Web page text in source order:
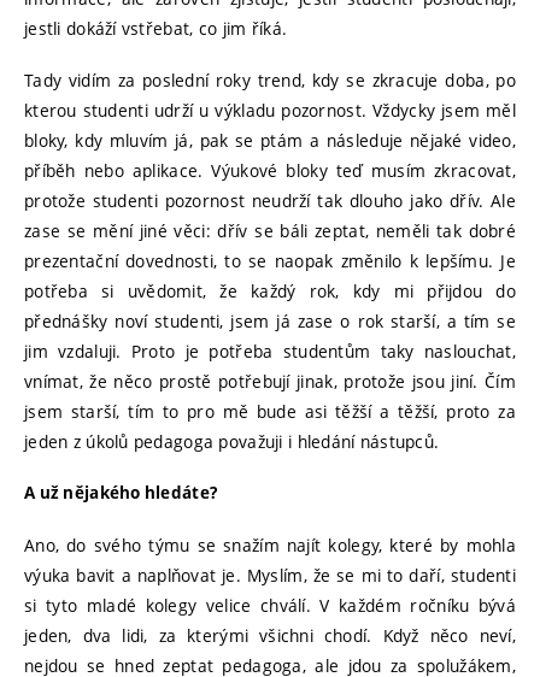
jestli dokáží vstřebat, co jim říká.
Tady vidím za poslední roky trend, kdy se zkracuje doba, po
kterou studenti udrží u výkladu pozornost. Vždycky jsem měl
bloky, kdy mluvím já, pak se ptám a následuje nějaké video,
příběh nebo aplikace. Výukové bloky teď musím zkracovat,
protože studenti pozornost neudrží tak dlouho jako dřív. Ale
zase se mění jiné věci: dřív se báli zeptat, neměli tak dobré
prezentační dovednosti, to se naopak změnilo k lepšímu. Je
potřeba si uvědomit, že každý rok, kdy mi přijdou do
přednášky noví studenti, jsem já zase o rok starší, a tím se
jim vzdaluji. Proto je potřeba studentům taky naslouchat,
vnímat, že něco prostě potřebují jinak, protože jsou jiní. Čím
jsem starší, tím to pro mě bude asi těžší a těžší, proto za
jeden z úkolů pedagoga považuji i hledání nástupců.
A už nějakého hledáte?
Ano, do svého týmu se snažím najít kolegy, které by mohla
výuka bavit a naplňovat je. Myslím, že se mi to daří, studenti
si tyto mladé kolegy velice chválí. V každém ročníku bývá
jeden, dva lidi, za kterými všichni chodí. Když něco neví,
nejdou se hned zeptat pedagoga, ale jdou za spolužákem,